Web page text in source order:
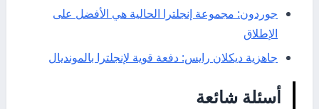
جوردون: مجموعة إنجلترا الحالية هي الأفضل على
الإطلاق
جاهزية ديكلان رايس: دفعة قوية لإنجلترا بالمونديال
أسئلة شائعة